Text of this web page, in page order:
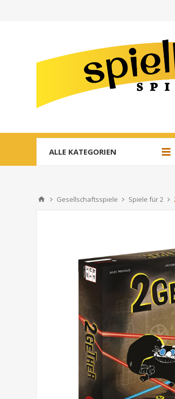
ALLE KATEGORIEN
Gesellschaftsspiele Spiele für 2